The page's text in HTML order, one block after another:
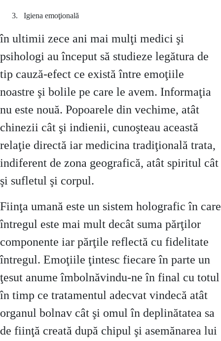
Igiena emoţională
în ultimii zece ani mai mulţi medici şi
psihologi au început să studieze legătura de
tip cauză-efect ce există între emoţiile
noastre şi bolile pe care le avem. Informaţia
nu este nouă. Popoarele din vechime, atât
chinezii cât şi indienii, cunoşteau această
relaţie directă iar medicina tradiţională trata,
indiferent de zona geografică, atât spiritul cât
şi sufletul şi corpul.
Fiinţa umană este un sistem holografic în care
întregul este mai mult decât suma părţilor
componente iar părţile reflectă cu fidelitate
întregul. Emoţiile ţintesc fiecare în parte un
ţesut anume îmbolnăvindu-ne în final cu totul
în timp ce tratamentul adecvat vindecă atât
organul bolnav cât şi omul în deplinătatea sa
de fiinţă creată după chipul şi asemănarea lui